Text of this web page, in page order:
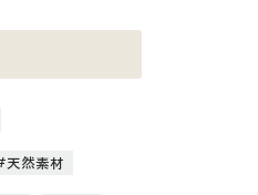
天然素材